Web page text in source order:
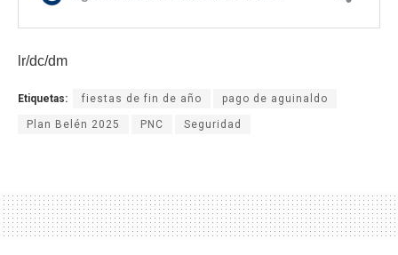
lr/dc/dm
Etiquetas: fiestas de fin de año pago de aguinaldo
Plan Belén 2025 PNC Seguridad